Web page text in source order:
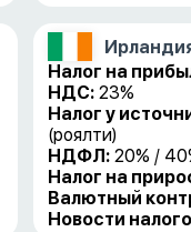
Налог на
НДС:23%
Налог у
(роялти)
НДФЛ:20% /
Налог на
Валютный
Новости